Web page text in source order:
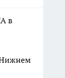
в
Нижнем